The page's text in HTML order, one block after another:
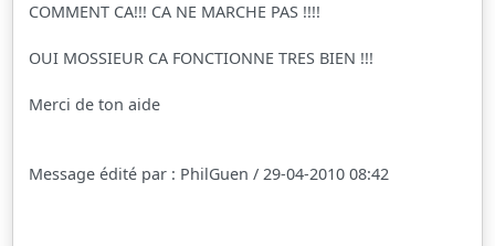
COMMENT CA!!! CA NE MARCHE PAS !!!!
OUI MOSSIEUR CA FONCTIONNE TRES BIEN !!!
Merci de ton aide
Message édité par : PhilGuen / 29-04-2010 08:42